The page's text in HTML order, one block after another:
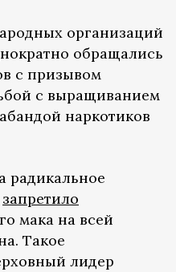
организаций
обращались
с призывом
с выращиванием
наркотиков
радикальное
запретило
мака на всей
Такое
лидер